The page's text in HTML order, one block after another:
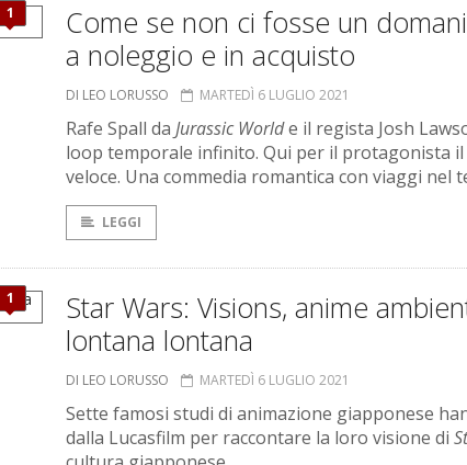
1
Come se non ci fosse un
a noleggio e in acquisto
DI LEO LORUSSO MARTEDÌ 6 LUGLIO 2021
Rafe Spall da Jurassic Worlde il regista Josh
loop temporale infinito. Qui per il protagonista
veloce. Una commedia romantica con viaggi nel
LEGGI
1
Star Wars: Visions, anime
lontana lontana
DI LEO LORUSSO MARTEDÌ 6 LUGLIO 2021
Sette famosi studi di animazione giapponese
dalla Lucasfilm per raccontare la loro visione di